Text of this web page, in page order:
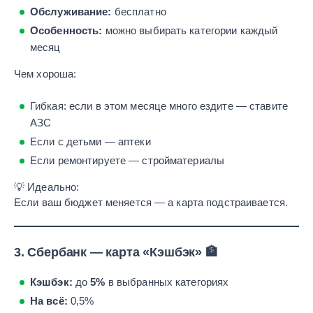
Обслуживание: бесплатно
Особенность: можно выбирать категории каждый
месяц
Чем хороша:
Гибкая: если в этом месяце много ездите — ставите
АЗС
Если с детьми — аптеки
Если ремонтируете — стройматериалы
💡 Идеально:
Если ваш бюджет меняется — а карта подстраивается.
3.Сбербанк — карта «Кэшбэк»🏦
Кэшбэк: до5% в выбранных категориях
На всё: 0,5%